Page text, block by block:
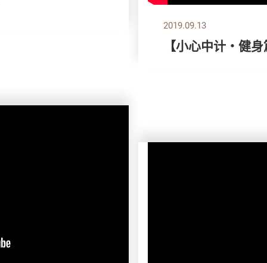
2019.09.13
【小心中计‧健